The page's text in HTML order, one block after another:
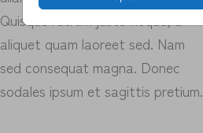
Quisque rutrum justo neque, a
aliquet quam laoreet sed. Nam
sed consequat magna. Donec
sodales ipsum et sagittis pretium.